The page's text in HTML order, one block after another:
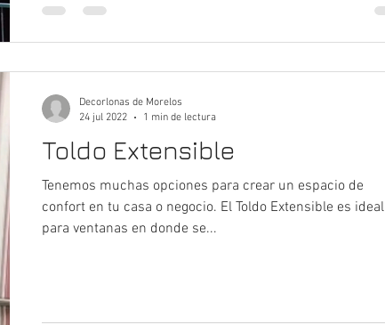
Toldo Extensible
Tenemos muchas opciones para crear un espacio de
confort en tu casa o negocio. El Toldo Extensible es ideal
para ventanas en donde se...
Decorlonas de Morelos
24 jul 2022
1 min de lectura